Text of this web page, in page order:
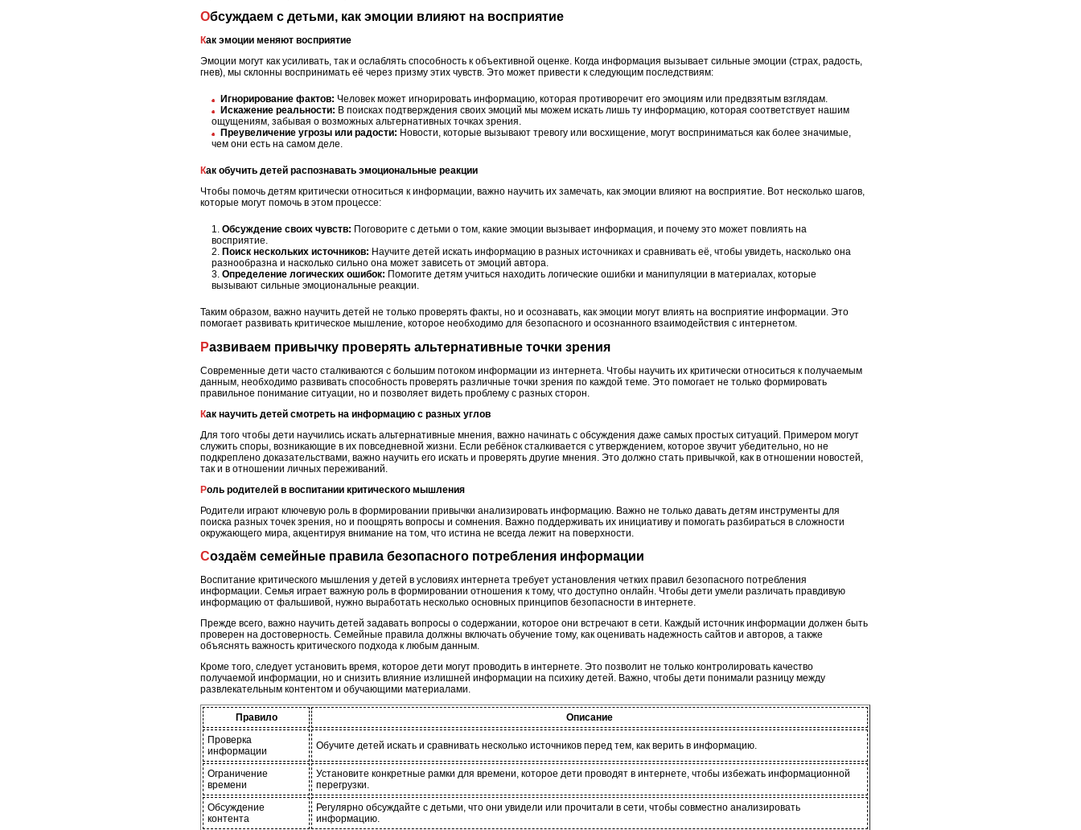
Обсуждаем с детьми, как эмоции влияют на восприятие
Как эмоции меняют восприятие
Эмоции могут как усиливать, так и ослаблять способность к объективной оценке. Когда информация вызывает сильные эмоции (страх, радость,
гнев), мы склонны воспринимать её через призму этих чувств. Это может привести к следующим последствиям:
Игнорирование фактов: Человек может игнорировать информацию, которая противоречит его эмоциям или предвзятым взглядам.
Искажение реальности: В поисках подтверждения своих эмоций мы можем искать лишь ту информацию, которая соответствует нашим
ощущениям, забывая о возможных альтернативных точках зрения.
Преувеличение угрозы или радости: Новости, которые вызывают тревогу или восхищение, могут восприниматься как более значимые,
чем они есть на самом деле.
Как обучить детей распознавать эмоциональные реакции
Чтобы помочь детям критически относиться к информации, важно научить их замечать, как эмоции влияют на восприятие. Вот несколько шагов,
которые могут помочь в этом процессе:
Обсуждение своих чувств: Поговорите с детьми о том, какие эмоции вызывает информация, и почему это может повлиять на
восприятие.
Поиск нескольких источников: Научите детей искать информацию в разных источниках и сравнивать её, чтобы увидеть, насколько она
разнообразна и насколько сильно она может зависеть от эмоций автора.
Определение логических ошибок: Помогите детям учиться находить логические ошибки и манипуляции в материалах, которые
вызывают сильные эмоциональные реакции.
Таким образом, важно научить детей не только проверять факты, но и осознавать, как эмоции могут влиять на восприятие информации. Это
помогает развивать критическое мышление, которое необходимо для безопасного и осознанного взаимодействия с интернетом.
Развиваем привычку проверять альтернативные точки зрения
Современные дети часто сталкиваются с большим потоком информации из интернета. Чтобы научить их критически относиться к получаемым
данным, необходимо развивать способность проверять различные точки зрения по каждой теме. Это помогает не только формировать
правильное понимание ситуации, но и позволяет видеть проблему с разных сторон.
Как научить детей смотреть на информацию с разных углов
Для того чтобы дети научились искать альтернативные мнения, важно начинать с обсуждения даже самых простых ситуаций. Примером могут
служить споры, возникающие в их повседневной жизни. Если ребёнок сталкивается с утверждением, которое звучит убедительно, но не
подкреплено доказательствами, важно научить его искать и проверять другие мнения. Это должно стать привычкой, как в отношении новостей,
так и в отношении личных переживаний.
Роль родителей в воспитании критического мышления
Родители играют ключевую роль в формировании привычки анализировать информацию. Важно не только давать детям инструменты для
поиска разных точек зрения, но и поощрять вопросы и сомнения. Важно поддерживать их инициативу и помогать разбираться в сложности
окружающего мира, акцентируя внимание на том, что истина не всегда лежит на поверхности.
Создаём семейные правила безопасного потребления информации
Воспитание критического мышления у детей в условиях интернета требует установления четких правил безопасного потребления
информации. Семья играет важную роль в формировании отношения к тому, что доступно онлайн. Чтобы дети умели различать правдивую
информацию от фальшивой, нужно выработать несколько основных принципов безопасности в интернете.
Прежде всего, важно научить детей задавать вопросы о содержании, которое они встречают в сети. Каждый источник информации должен быть
проверен на достоверность. Семейные правила должны включать обучение тому, как оценивать надежность сайтов и авторов, а также
объяснять важность критического подхода к любым данным.
Кроме того, следует установить время, которое дети могут проводить в интернете. Это позволит не только контролировать качество
получаемой информации, но и снизить влияние излишней информации на психику детей. Важно, чтобы дети понимали разницу между
развлекательным контентом и обучающими материалами.
Правило
Описание
Проверка
информации
Обучите детей искать и сравнивать несколько источников перед тем, как верить в информацию.
Ограничение
времени
Установите конкретные рамки для времени, которое дети проводят в интернете, чтобы избежать информационной
перегрузки.
Обсуждение
контента
Регулярно обсуждайте с детьми, что они увидели или прочитали в сети, чтобы совместно анализировать
информацию.